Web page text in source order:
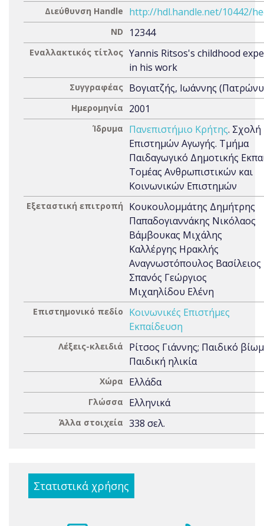
Διεύθυνση Handle http://hdl.handle.net/10442/
ND 12344
Εναλλακτικός τίτλος Yannis Ritsos's childhood
in his work
Συγγραφέας Βογιατζής, Ιωάννης
Ημερομηνία 2001
Ίδρυμα Πανεπιστήμιο Κρήτης. Σχολή
Επιστημών Αγωγής. Τμήμα
Παιδαγωγικό Δημοτικής
Τομέας Ανθρωπιστικών και
Κοινωνικών Επιστημών
Εξεταστική επιτροπή
Κουκουλομμάτης Δημήτρης
Παπαδογιαννάκης Νικόλαος
Βάμβουκας Μιχάλης
Καλλέργης Ηρακλής
Αναγνωστόπουλος Βασίλειος
Σπανός Γεώργιος
Μιχαηλίδου Ελένη
Επιστημονικό πεδίο
Κοινωνικές Επιστήμες
Εκπαίδευση
Λέξεις-κλειδιά
Ρίτσος Γιάννης; Παιδικό
Παιδική ηλικία
Χώρα Ελλάδα
Γλώσσα Ελληνικά
Άλλα στοιχεία 338 σελ.
Στατιστικά χρήσης